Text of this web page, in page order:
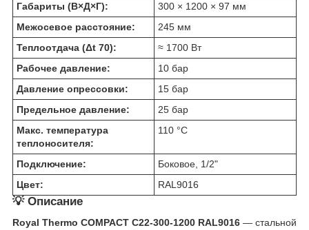
Габариты (В×Д×Г):
300 × 1200 × 97 мм
Межосевое расстояние:
245 мм
Теплоотдача (Δt 70):
≈ 1700 Вт
Рабочее давление:
10 бар
Давление опрессовки:
15 бар
Предельное давление:
25 бар
Макс. температура
теплоносителя:
110 °C
Подключение:
Боковое, 1/2"
Цвет:
RAL9016
💡 Описание
Royal Thermo COMPACT C22-300-1200 RAL9016 — стальной